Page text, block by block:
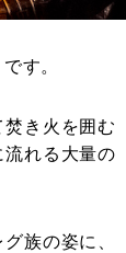
す。
き火を囲む
れる大量の
族の姿に、